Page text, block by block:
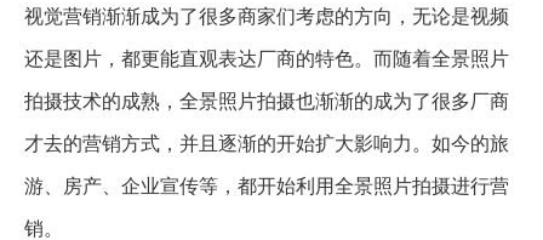
视觉营销渐渐成为了很多商家们考虑的方向，无论是视频
还是图片，都更能直观表达厂商的特色。而随着全景照片
拍摄技术的成熟，全景照片拍摄也渐渐的成为了很多厂商
才去的营销方式，并且逐渐的开始扩大影响力。如今的旅
游、房产、企业宣传等，都开始利用全景照片拍摄进行营
销。